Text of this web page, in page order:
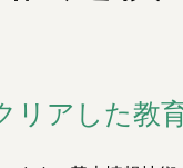
リアした教